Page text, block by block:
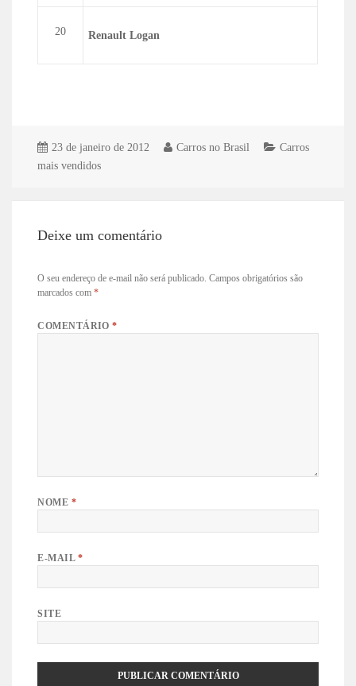
20 Renault Logan
23 de janeiro de 2012 Carros no Brasil
Carros
mais vendidos
Deixe um comentário
O seu endereço de e-mail não será publicado. Campos obrigatórios são
marcados com*
COMENTÁRIO*
NOME *
E-MAIL *
SITE